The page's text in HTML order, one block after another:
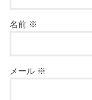
名前 ※
メール ※